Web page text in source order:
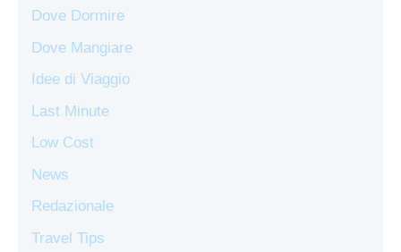
Dove Dormire
Dove Mangiare
Idee di Viaggio
Last Minute
Low Cost
News
Redazionale
Travel Tips